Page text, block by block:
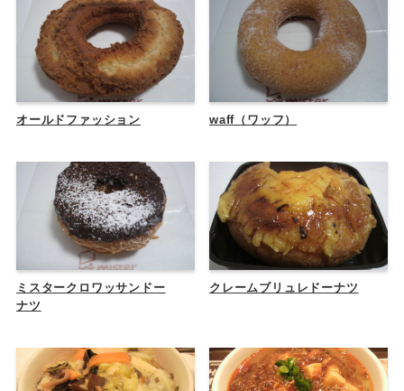
オールドファッション waff（ワッフ）
ミスタークロワッサンドー
ナツ
クレームブリュレドーナツ